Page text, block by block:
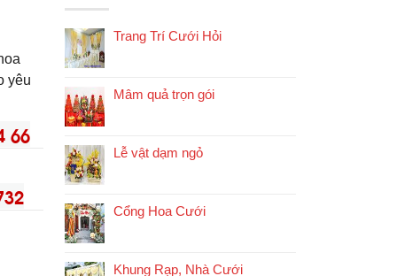
yêu
66
Trang Trí Cưới Hỏi
Mâm quả trọn gói
Lễ vật dạm ngỏ
Cổng Hoa Cưới
Khung Rạp, Nhà Cưới